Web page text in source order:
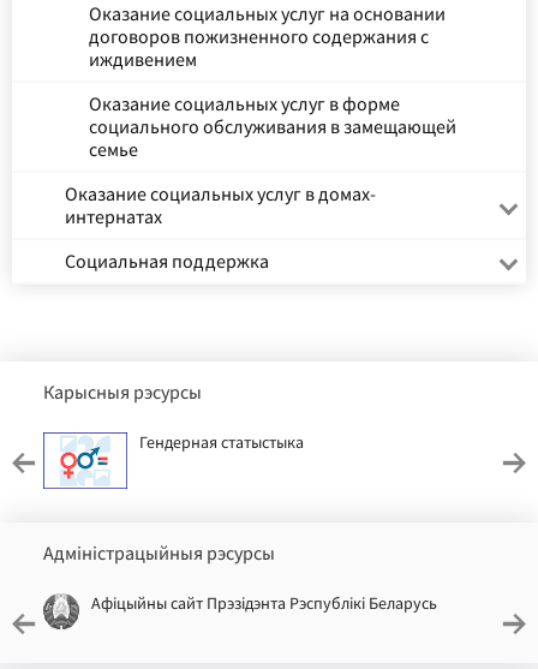
Оказание социальных услуг на основании
договоров пожизненного содержания с
иждивением
Оказание социальных услуг в форме
социального обслуживания в замещающей
семье
Оказание социальных услуг в домах-
интернатах
Социальная поддержка
Карысныя рэсурсы
Гендерная статыстыка
Адміністрацыйныя рэсурсы
Афіцыйны сайт Прэзідэнта Рэспублікі Беларусь